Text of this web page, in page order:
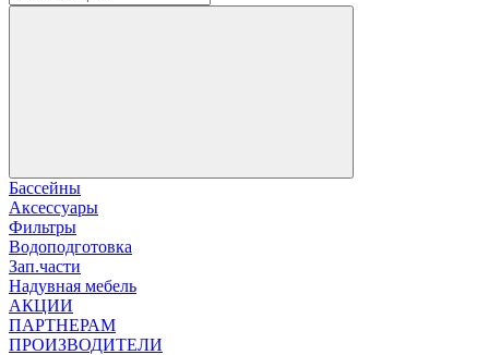
Бассейны
Аксессуары
Фильтры
Водоподготовка
Зап.части
Надувная мебель
АКЦИИ
ПАРТНЕРАМ
ПРОИЗВОДИТЕЛИ